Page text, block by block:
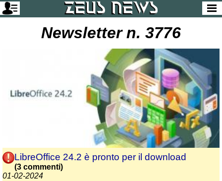
Newsletter n. 3776
LibreOffice 24.2 è pronto per il download
(3 commenti)
01-02-2024